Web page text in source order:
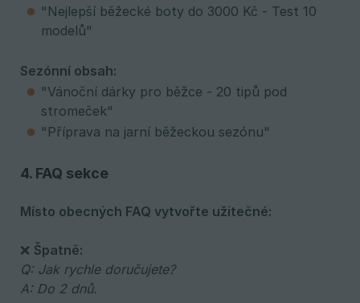
"Nejlepší běžecké boty do 3000 Kč - Test 10
modelů"
Sezónní obsah:
"Vánoční dárky pro běžce - 20 tipů pod
stromeček"
"Příprava na jarní běžeckou sezónu"
4. FAQ sekce
Místo obecných FAQ vytvořte užitečné:
❌ Špatně:
Q: Jak rychle doručujete?
A: Do 2 dnů.